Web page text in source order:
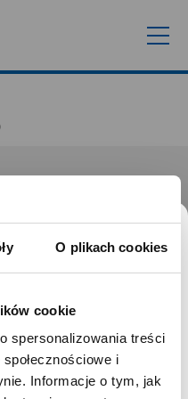
O plikach cookies
cookie
spersonalizowania treści
i
Informacje o tym, jak